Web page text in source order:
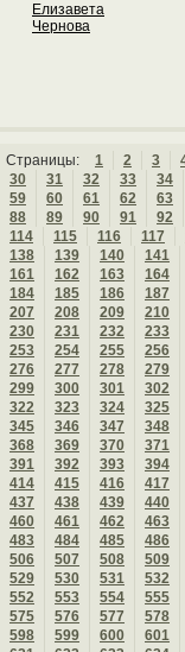
Елизавета
Чернова
Страницы: 1 2 3
30
31 32 33 34
59
60 61 62 63
88
89 90 91 92
114
115 116 117
138
139 140 141
161
162 163 164
184
185 186 187
207
208 209 210
230
231 232 233
253
254 255 256
276
277 278 279
299
300 301 302
322
323 324 325
345
346 347 348
368
369 370 371
391
392 393 394
414
415 416 417
437
438 439 440
460
461 462 463
483
484 485 486
506
507 508 509
529
530 531 532
552
553 554 555
575
576 577 578
598
599 600 601